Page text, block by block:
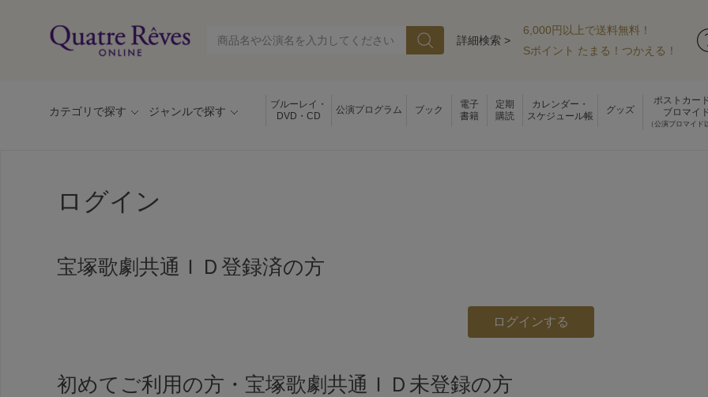
詳細検索 >
6,000円以上で送料無料！
Sポイント たまる！つかえる！
カテゴリで探す ジャンルで探す
ブルーレイ・
DVD・CD
公演プログラム ブック
電子
書籍
定期
購読
カレンダー・
スケジュール帳
グッズ
ポストカー
ブロマイド
（公演ブロマイド
ログイン
宝塚歌劇共通ＩＤ登録済の方
初めてご利用の方・宝塚歌劇共通ＩＤ未登録の方